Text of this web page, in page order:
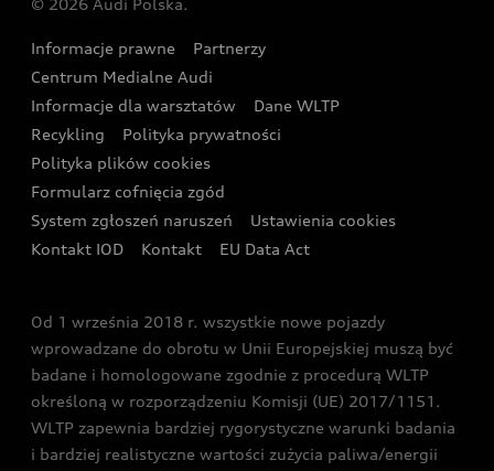
Wyszukaj najbliższego Partnera Audi
Oferta dla przedsiębiorców
Oferta dla klientów prywatnych
Kalkulator rat
Ubezpieczenie
Audi exclusive
Zasięg
Gwarancja
Akcje serwisowe Audi
Katalog online akcesoriów
Audi i Muzeum Sztuki Nowoczesnej w Warszawie
Audi driving experience
Audi quattro Cup
Audi i Puchar Świata w Skokach Narciarskich w
Zakopanem
© 2026 Audi Polska.
Informacje prawne
Partnerzy
Centrum Medialne Audi
Informacje dla warsztatów
Dane WLTP
Recykling
Polityka prywatności
Polityka plików cookies
Formularz cofnięcia zgód
System zgłoszeń naruszeń
Ustawienia cookies
Kontakt IOD
Kontakt EU Data Act
Od 1 września 2018 r. wszystkie nowe pojazdy
wprowadzane do obrotu w Unii Europejskiej muszą być
badane i homologowane zgodnie z procedurą WLTP
określoną w rozporządzeniu Komisji (UE) 2017/1151.
WLTP zapewnia bardziej rygorystyczne warunki badania
i bardziej realistyczne wartości zużycia paliwa/energii